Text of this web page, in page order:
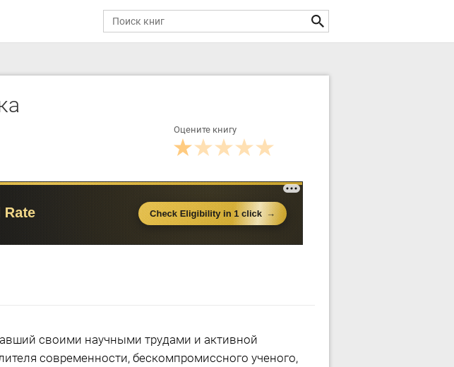
Оцените книгу
своими научными трудами и активной
современности, бескомпромиссного ученого,